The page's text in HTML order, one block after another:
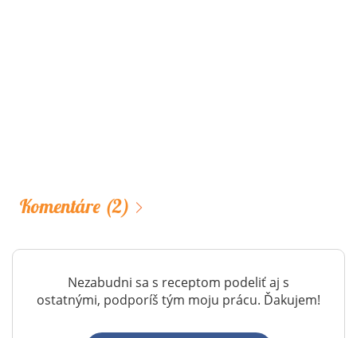
Komentáre (2)
Nezabudni sa s receptom podeliť aj s
ostatnými, podporíš tým moju prácu. Ďakujem!